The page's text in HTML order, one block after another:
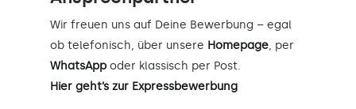
Wir freuen uns auf Deine Bewerbung – egal
ob telefonisch, über unsere Homepage, per
WhatsApp oder klassisch per Post.
Hier geht’s zur Expressbewerbung